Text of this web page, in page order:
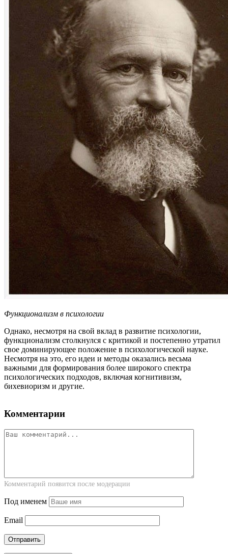
Функционализм в психологии
Однако, несмотря на свой вклад в развитие психологии,
функционализм столкнулся с критикой и постепенно утратил
свое доминирующее положение в психологической науке.
Несмотря на это, его идеи и методы оказались весьма
важными для формирования более широкого спектра
психологических подходов, включая когнитивизм,
бихевиоризм и другие.
Комментарии
Комментарий появится после модерации
Под именем
Email